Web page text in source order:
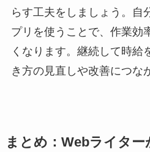
らす工夫をしましょう。自
プリを使うことで、作業効
くなります。継続して時給
き方の見直しや改善につな
まとめ：Webライタ